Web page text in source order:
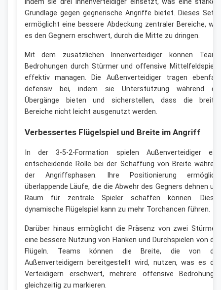
Grundlage gegen gegnerische Angriffe bietet. Dieses
ermöglicht eine bessere Abdeckung zentraler Bereiche,
es den Gegnern erschwert, durch die Mitte zu dringen.
Mit dem zusätzlichen Innenverteidiger können
Bedrohungen durch Stürmer und offensive
effektiv managen. Die Außenverteidiger tragen
defensiv bei, indem sie Unterstützung während
Übergänge bieten und sicherstellen, dass die
Bereiche nicht leicht ausgenutzt werden.
Verbessertes Flügelspiel und Breite im Angriff
In der 3-5-2-Formation spielen Außenverteidiger
entscheidende Rolle bei der Schaffung von Breite
der Angriffsphasen. Ihre Positionierung
überlappende Läufe, die die Abwehr des Gegners dehnen
Raum für zentrale Spieler schaffen können.
dynamische Flügelspiel kann zu mehr Torchancen führen.
Darüber hinaus ermöglicht die Präsenz von zwei
eine bessere Nutzung von Flanken und Durchspielen von
Flügeln. Teams können die Breite, die von
Außenverteidigern bereitgestellt wird, nutzen, was es
Verteidigern erschwert, mehrere offensive
gleichzeitig zu markieren.